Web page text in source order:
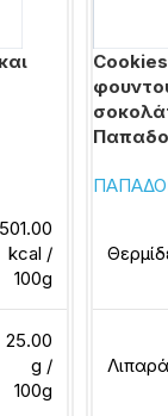
501.00
kcal /
100g
25.00
g /
100g
Λιπαρά